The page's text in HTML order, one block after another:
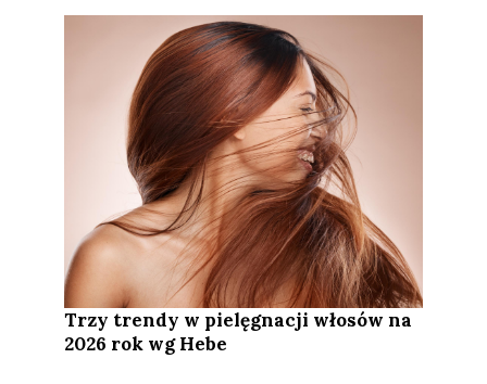
Trzy trendy w pielęgnacji włosów na
2026 rok wg Hebe